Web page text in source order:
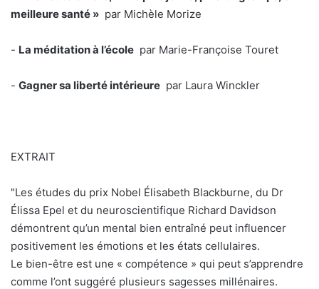
meilleure santé » par Michèle Morize
- La méditation à l’école par Marie-Françoise Touret
- Gagner sa liberté intérieure par Laura Winckler
EXTRAIT
"Les études du prix Nobel Élisabeth Blackburne, du Dr
Élissa Epel et du neuroscientifique Richard Davidson
démontrent qu’un mental bien entraîné peut influencer
positivement les émotions et les états cellulaires.
Le bien-être est une « compétence » qui peut s’apprendre
comme l’ont suggéré plusieurs sagesses millénaires.